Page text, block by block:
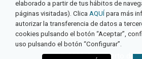
© 2026 Aeropuerto de
elaborado a partir de tus hábitos de
páginas visitadas). Clica AQUÍ para más
autorizar la transferencia de datos a
cookies pulsando el botón “Aceptar”,
uso pulsando el botón “Configurar”.